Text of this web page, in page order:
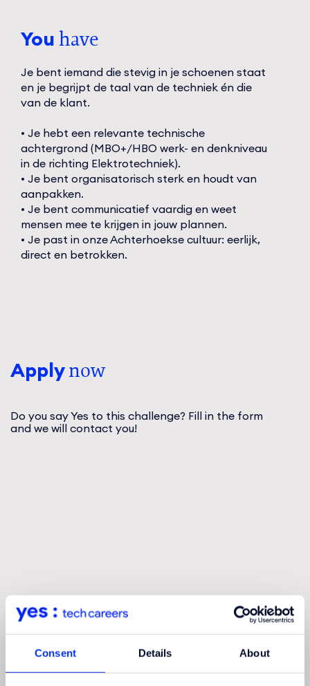
Consent Details About
You have
Je bent iemand die stevig in je schoenen staat
en je begrijpt de taal van de techniek én die
van de klant.
• Je hebt een relevante technische
achtergrond (MBO+/HBO werk- en denkniveau
in de richting Elektrotechniek).
• Je bent organisatorisch sterk en houdt van
aanpakken.
• Je bent communicatief vaardig en weet
mensen mee te krijgen in jouw plannen.
• Je past in onze Achterhoekse cultuur: eerlijk,
direct en betrokken.
Applynow
Do you say Yes to this challenge? Fill in the form
and we will contact you!